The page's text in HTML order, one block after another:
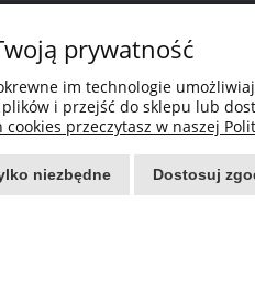
prywatność
im technologie
i przejść do sklepu lub
cookies przeczytasz w naszej
niezbędne Dostosuj